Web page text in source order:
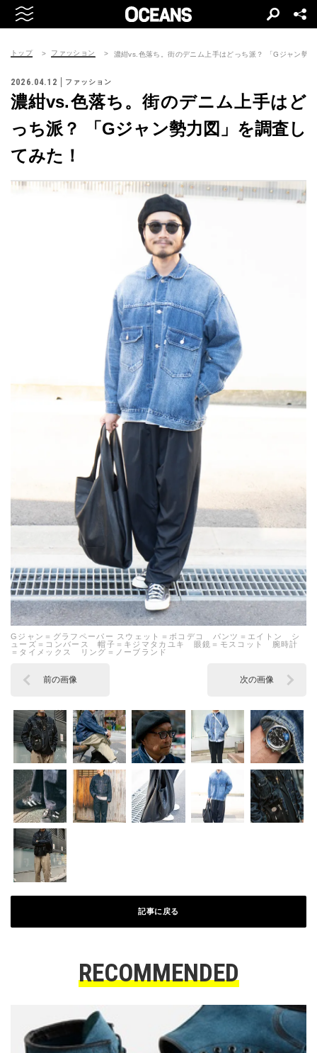
トップ ファッション 濃紺vs.色落ち。街のデニム上手はどっち派？ 「Gジャン勢
2026.04.12 ファッション
濃紺vs.色落ち。街のデニム上手はど
っち派？ 「Gジャン勢力図」を調査し
てみた！
Gジャン＝グラフペーパー スウェット＝ボコデコ パンツ＝エイトン シ
ューズ＝コンバース 帽子＝キジマタカユキ 眼鏡＝モスコット 腕時計
＝タイメックス リング＝ノーブランド
前の画像 次の画像
記事に戻る
RECOMMENDED